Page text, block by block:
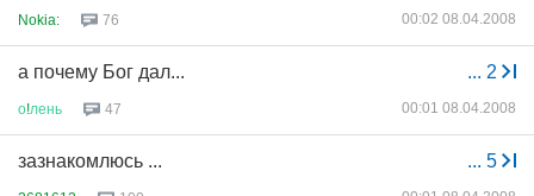
Nokia: 76 00:02 08.04.2008
... 2
а почему Бог дал...
о!лень 47 00:01 08.04.2008
... 5
зазнакомлюсь ...